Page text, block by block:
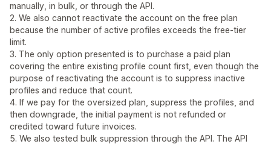
manually, in bulk, or through the API.
2. We also cannot reactivate the account on the free plan
because the number of active profiles exceeds the free-tier
limit.
3. The only option presented is to purchase a paid plan
covering the entire existing profile count first, even though the
purpose of reactivating the account is to suppress inactive
profiles and reduce that count.
4. If we pay for the oversized plan, suppress the profiles, and
then downgrade, the initial payment is not refunded or
credited toward future invoices.
5. We also tested bulk suppression through the API. The API